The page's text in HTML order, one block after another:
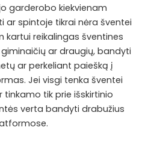
garderobo kiekvienam
ar spintoje tikrai nėra šventei
kartui reikalingas šventines
ar draugių, bandyti
ar perkeliant paiešką į
Jei visgi tenka šventei
tinkamo tik prie išskirtinio
verta bandyti drabužius